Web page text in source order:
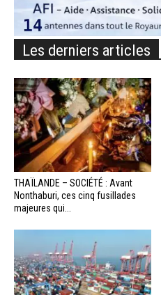
Les derniers articles
THAÏLANDE – SOCIÉTÉ : Avant
Nonthaburi, ces cinq fusillades
majeures qui...